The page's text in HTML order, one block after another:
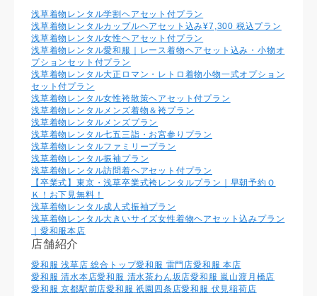
浅草着物レンタル学割ヘアセット付プラン
浅草着物レンタルカップルヘアセット込み¥7,300 税込プラン
浅草着物レンタル⼥性ヘアセット付プラン
浅草着物レンタル愛和服｜レース着物ヘアセット込み・小物オ
プションセット付プラン
浅草着物レンタル大正ロマン・レトロ着物小物一式オプション
セット付プラン
浅草着物レンタル女性袴散策ヘアセット付プラン
浅草着物レンタルメンズ着物＆袴プラン
浅草着物レンタルメンズプラン
浅草着物レンタル七五三詣・お宮参りプラン
浅草着物レンタルファミリープラン
浅草着物レンタル振袖プラン
浅草着物レンタル訪問着ヘアセット付プラン
【卒業式】東京・浅草卒業式袴レンタルプラン｜早朝予約Ｏ
Ｋ！お下見無料！
浅草着物レンタル成人式振袖プラン
浅草着物レンタル大きいサイズ女性着物ヘアセット込みプラン
｜愛和服本店
店舗紹介
愛和服 浅草店 総合トップ愛和服 雷門店愛和服 本店
愛和服 清水本店愛和服 清水茶わん坂店愛和服 嵐山渡月橋店
愛和服 京都駅前店愛和服 祇園四条店愛和服 伏見稲荷店